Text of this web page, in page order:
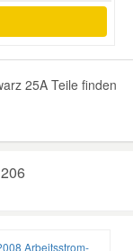
25A Teile finden
Arbeitsstrom-